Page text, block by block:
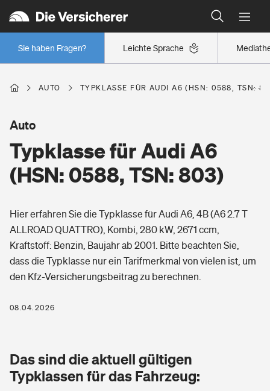
Leichte Sprache
Sie haben Fragen?
Wer versichert was: Jetzt Versicherer finden
Regionalklassen: So ist Ihre Region eingestuft
Wer versichert was: Jetzt Versicherer finden
Berufsunfähigkeitsversicherung
Erwerbsunfähigkeitsversicherung
Grundfähigkeitsversicherung
Arbeitsrechtsschutz
Berufshaftpflichtversicherung
Zur Übersicht
Tools
Wohnen
Elementarversicherung
Glasversicherung
Freizeit
Pri­vate Haft­pflicht­
Kinderunfall­ver­si­che­rung
Gesundheit
Private Krankenversicherung
Dread-Disease-Versicherung
AUTO TYPKLASSE FÜR AUDI A6 (HSN: 0588, TSN:
Typklasse für Audi A6
(HSN: 0588, TSN: 803)
Auto
Hier erfahren Sie die Typklasse für Audi A6, 4B (A6 2.7 T
ALLROAD QUATTRO), Kombi, 280 kW, 2671 ccm,
Kraftstoff: Benzin, Baujahr ab 2001. Bitte beachten Sie,
dass die Typklasse nur ein Tarifmerkmal von vielen ist, um
den Kfz-Versicherungsbeitrag zu berechnen.
08.04.2026
Das sind die aktuell gültigen
Typklassen für das Fahrzeug: